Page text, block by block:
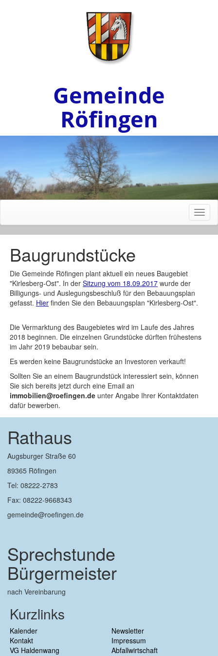
Gemeinde
Röfingen
Baugrundstücke
Die Gemeinde Röfingen plant aktuell ein neues Baugebiet
"Kirlesberg-Ost". In der Sitzung vom 18.09.2017 wurde der
Billigungs- und Auslegungsbeschluß für den Bebauungsplan
gefasst. Hier finden Sie den Bebauungsplan "Kirlesberg-Ost".
Die Vermarktung des Baugebietes wird im Laufe des Jahres
2018 beginnen. Die einzelnen Grundstücke dürften frühestens
im Jahr 2019 bebaubar sein.
Es werden keine Baugrundstücke an Investoren verkauft!
Sollten Sie an einem Baugrundstück interessiert sein, können
Sie sich bereits jetzt durch eine Email an
immobilien@roefingen.de unter Angabe Ihrer Kontaktdaten
dafür bewerben.
Rathaus
Augsburger Straße 60
89365 Röfingen
Tel: 08222-2783
Fax: 08222-9668343
gemeinde@roefingen.de
Sprechstunde
Bürgermeister
nach Vereinbarung
Kurzlinks
Kalender
Newsletter
Kontakt
Impressum
VG Haldenwang
Abfallwirtschaft